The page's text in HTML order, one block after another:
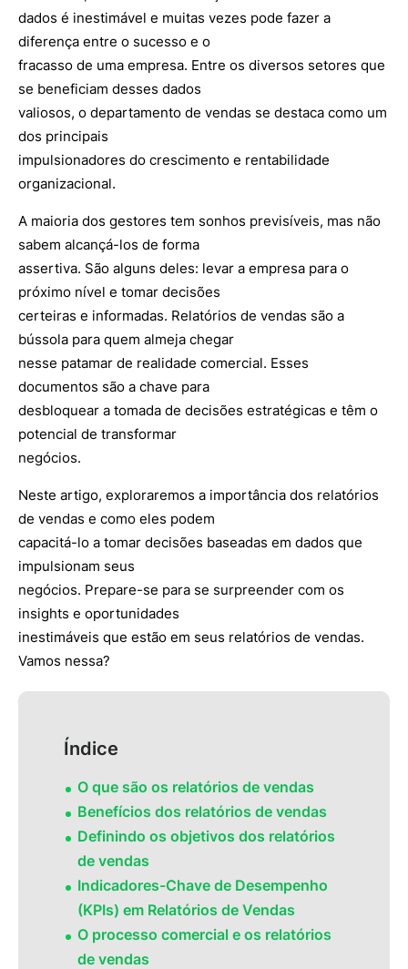
dados é inestimável e muitas vezes pode fazer a
diferença entre o sucesso e o
fracasso de uma empresa. Entre os diversos setores que
se beneficiam desses dados
valiosos, o departamento de vendas se destaca como um
dos principais
impulsionadores do crescimento e rentabilidade
organizacional.
A maioria dos gestores tem sonhos previsíveis, mas não
sabem alcançá-los de forma
assertiva. São alguns deles: levar a empresa para o
próximo nível e tomar decisões
certeiras e informadas. Relatórios de vendas são a
bússola para quem almeja chegar
nesse patamar de realidade comercial. Esses
documentos são a chave para
desbloquear a tomada de decisões estratégicas e têm o
potencial de transformar
negócios.
Neste artigo, exploraremos a importância dos relatórios
de vendas e como eles podem
capacitá-lo a tomar decisões baseadas em dados que
impulsionam seus
negócios. Prepare-se para se surpreender com os
insights e oportunidades
inestimáveis que estão em seus relatórios de vendas.
Vamos nessa?
Índice
O que são os relatórios de vendas
Benefícios dos relatórios de vendas
Definindo os objetivos dos relatórios
de vendas
Indicadores-Chave de Desempenho
(KPIs) em Relatórios de Vendas
O processo comercial e os relatórios
de vendas